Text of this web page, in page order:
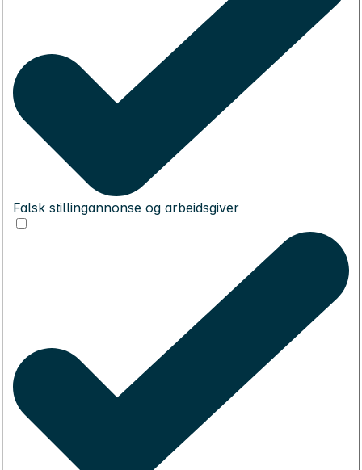
Falsk stillingannonse og arbeidsgiver